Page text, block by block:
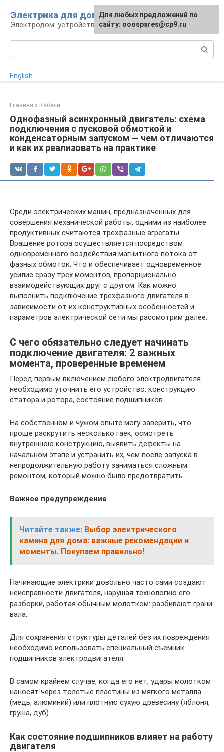
контенту
Электрика для дома
Электродом: устройства, кабели, ремонт
English
Главная » Кабели
Однофазный асинхронный двигатель: схема
подключения с пусковой обмоткой и
конденсаторным запуском — чем отличаются
и как их реализовать на практике
Среди электрических машин, предназначенных для
совершения механической работы, одними из наиболее
продуктивных считаются трехфазные агрегаты.
Вращение ротора осуществляется посредством
одновременного воздействия магнитного потока от
фазных обмоток. Что и обеспечивает одновременное
усилие сразу трех моментов, пропорционально
взаимодействующих друг с другом. Как можно
выполнить подключение трехфазного двигателя в
зависимости от их конструктивных особенностей и
параметров электрической сети мы рассмотрим далее.
С чего обязательно следует начинать
подключение двигателя: 2 важных
момента, проверенные временем
Перед первым включением любого электродвигателя
необходимо уточнить его устройство: конструкцию
статора и ротора, состояние подшипников.
На собственном и чужом опыте могу заверить, что
проще раскрутить несколько гаек, осмотреть
внутреннюю конструкцию, выявить дефекты на
начальном этапе и устранить их, чем после запуска в
непродолжительную работу заниматься сложным
ремонтом, который можно было предотвратить.
Важное предупреждение
Читайте также: Выбор электрического
камина для дома: важные рекомендации и
моменты. Покупаем правильно!
Начинающие электрики довольно часто сами создают
неисправности двигателя, нарушая технологию его
разборки, работая обычным молотком: разбивают грани
вала.
Для сохранения структуры деталей без их повреждения
необходимо использовать специальный съемник
подшипников электродвигателя.
В самом крайнем случае, когда его нет, удары молотком
наносят через толстые пластины из мягкого металла
(медь, алюминий) или плотную сухую древесину (яблоня,
груша, дуб).
Как состояние подшипников влияет на работу
двигателя
Для любых предложений по
сайту: ooospares@cp9.ru